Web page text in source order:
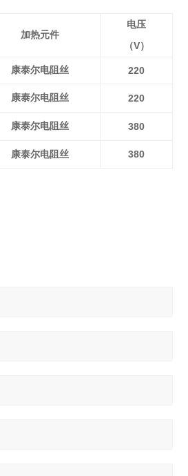
加热元件
电压
（V）
康泰尔电阻丝 220
康泰尔电阻丝 220
康泰尔电阻丝 380
康泰尔电阻丝 380